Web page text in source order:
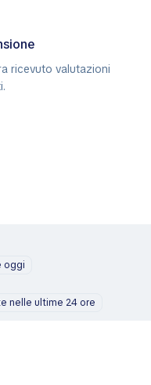
ricevuto valutazioni
oggi
nelle ultime 24 ore